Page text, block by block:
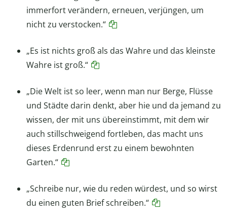
immerfort verändern, erneuen, verjüngen, um
nicht zu verstocken.“
„Es ist nichts groß als das Wahre und das kleinste
Wahre ist groß.“
„Die Welt ist so leer, wenn man nur Berge, Flüsse
und Städte darin denkt, aber hie und da jemand zu
wissen, der mit uns übereinstimmt, mit dem wir
auch stillschweigend fortleben, das macht uns
dieses Erdenrund erst zu einem bewohnten
Garten.“
„Schreibe nur, wie du reden würdest, und so wirst
du einen guten Brief schreiben.“